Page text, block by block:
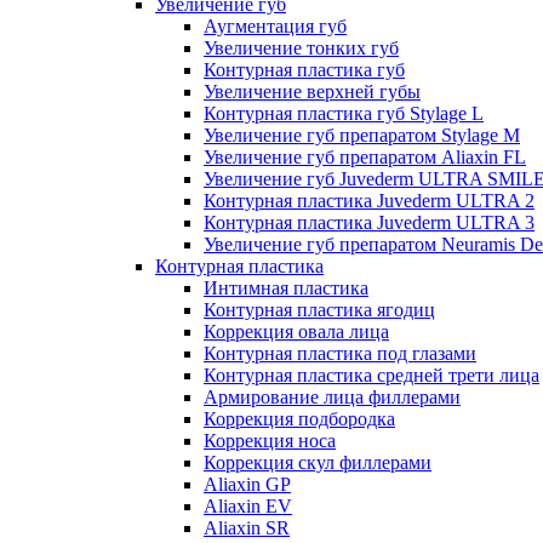
Увеличение губ
Аугментация губ
Увеличение тонких губ
Контурная пластика губ
Увеличение верхней губы
Контурная пластика губ Stylage L
Увеличение губ препаратом Stylage M
Увеличение губ препаратом Aliaxin FL
Увеличение губ Juvederm ULTRA
Контурная пластика Juvederm ULTRA 2
Контурная пластика Juvederm ULTRA 3
Увеличение губ препаратом Neuramis
Контурная пластика
Интимная пластика
Контурная пластика ягодиц
Коррекция овала лица
Контурная пластика под глазами
Контурная пластика средней трети лица
Армирование лица филлерами
Коррекция подбородка
Коррекция носа
Коррекция скул филлерами
Aliaxin GP
Aliaxin EV
Aliaxin SR